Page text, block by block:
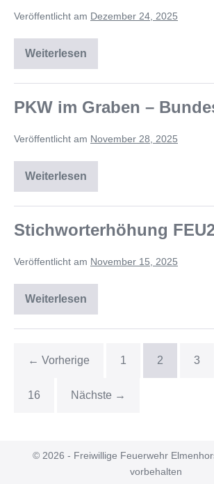
Veröffentlicht am Dezember 24, 2025
Weiterlesen
PKW im Graben –
Veröffentlicht am November 28, 2025
Weiterlesen
Stichworterhöhung
Veröffentlicht am November 15, 2025
Weiterlesen
← Vorherige 1 2 3
16 Nächste →
© 2026 - Freiwillige Feuerwehr
vorbehalten